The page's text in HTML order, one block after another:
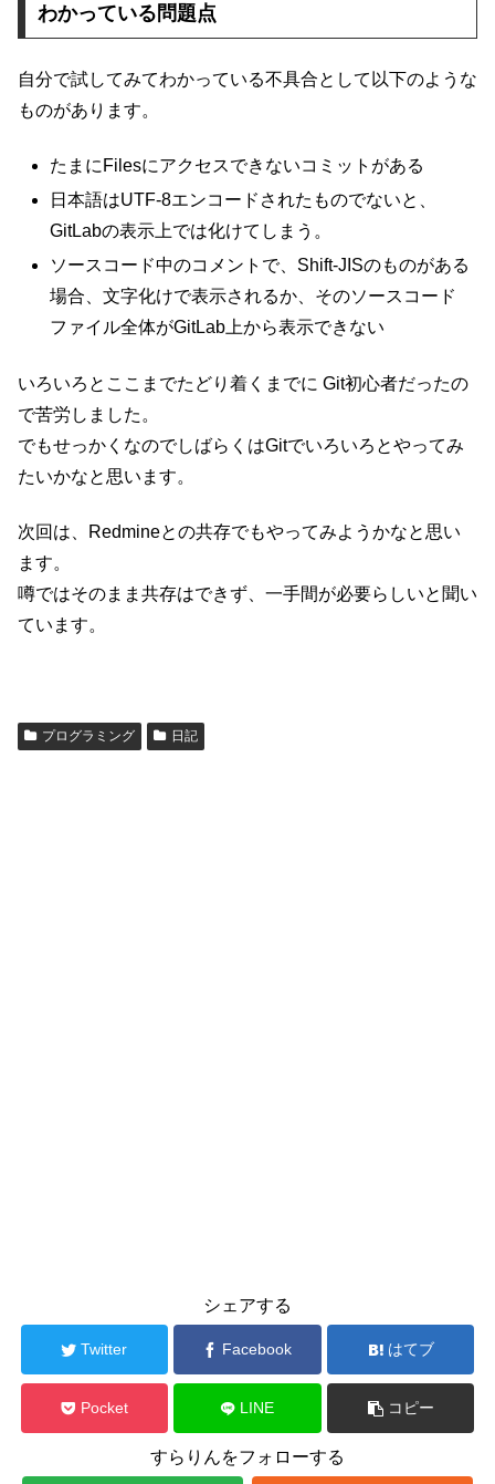
わかっている問題点
自分で試してみてわかっている不具合として以下のような
ものがあります。
たまにFilesにアクセスできないコミットがある
日本語はUTF-8エンコードされたものでないと、
GitLabの表示上では化けてしまう。
ソースコード中のコメントで、Shift-JISのものがある
場合、文字化けで表示されるか、そのソースコード
ファイル全体がGitLab上から表示できない
いろいろとここまでたどり着くまでに Git初心者だったの
で苦労しました。
でもせっかくなのでしばらくはGitでいろいろとやってみ
たいかなと思います。
次回は、Redmineとの共存でもやってみようかなと思い
ます。
噂ではそのまま共存はできず、一手間が必要らしいと聞い
ています。
プログラミング 日記
シェアする
Twitter Facebook はてブ
Pocket LINE コピー
すらりんをフォローする